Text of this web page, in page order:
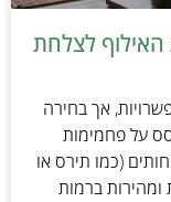
לצלחת
אך בחירה
על פחמימות
(כמו תירס או
ומהירות ברמות